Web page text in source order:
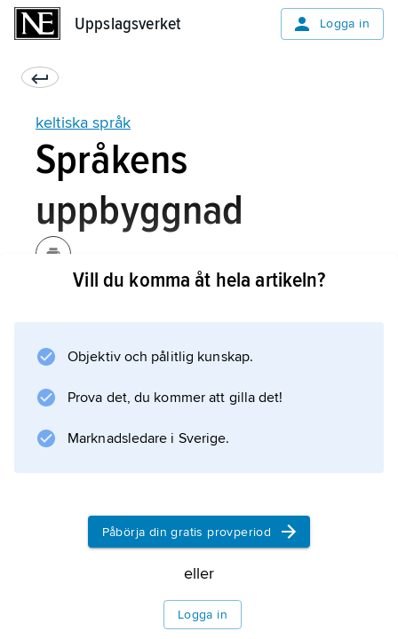
Uppslagsverket Logga in
keltiska språk
Språkens
uppbyggnad
konsonant som står först i ett ord olika
beroende på var ordet finns i en mening.
Dessutom sätter man alltid
först i meningen och sedan kommer
objektet
. Till exempel säger man
Information om artikeln
Vill du komma åt hela artikeln?
Objektiv och pålitlig kunskap.
Prova det, du kommer att gilla det!
Marknadsledare i Sverige.
Påbörja din gratis provperiod
eller
Logga in